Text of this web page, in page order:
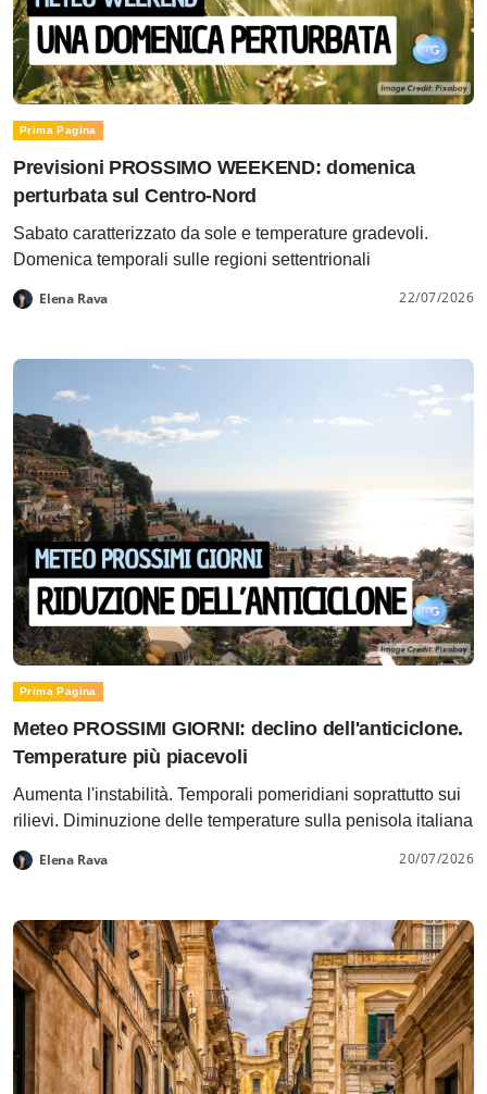
Prima Pagina
Previsioni PROSSIMO WEEKEND: domenica
perturbata sul Centro-Nord
Sabato caratterizzato da sole e temperature gradevoli.
Domenica temporali sulle regioni settentrionali
Elena Rava 22/07/2026
Prima Pagina
Meteo PROSSIMI GIORNI: declino dell'anticiclone.
Temperature più piacevoli
Aumenta l'instabilità. Temporali pomeridiani soprattutto sui
rilievi. Diminuzione delle temperature sulla penisola italiana
Elena Rava 20/07/2026